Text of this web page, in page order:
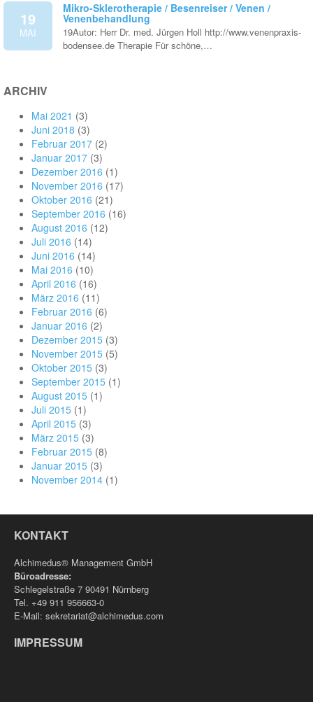
19
MAI
Mikro-Sklerotherapie / Besenreiser / Venen /
Venenbehandlung
19Autor: Herr Dr. med. Jürgen Holl http://www.venenpraxis-
bodensee.de Therapie Für schöne,…
ARCHIV
Mai 2021 (3)
Juni 2018 (3)
Februar 2017 (2)
Januar 2017 (3)
Dezember 2016 (1)
November 2016 (17)
Oktober 2016 (21)
September 2016 (16)
August 2016 (12)
Juli 2016 (14)
Juni 2016 (14)
Mai 2016 (10)
April 2016 (16)
März 2016 (11)
Februar 2016 (6)
Januar 2016 (2)
Dezember 2015 (3)
November 2015 (5)
Oktober 2015 (3)
September 2015 (1)
August 2015 (1)
Juli 2015 (1)
April 2015 (3)
März 2015 (3)
Februar 2015 (8)
Januar 2015 (3)
November 2014 (1)
KONTAKT
Alchimedus® Management GmbH
Büroadresse:
Schlegelstraße 7 90491 Nürnberg
Tel. +49 911 956663-0
E-Mail: sekretariat@alchimedus.com
IMPRESSUM